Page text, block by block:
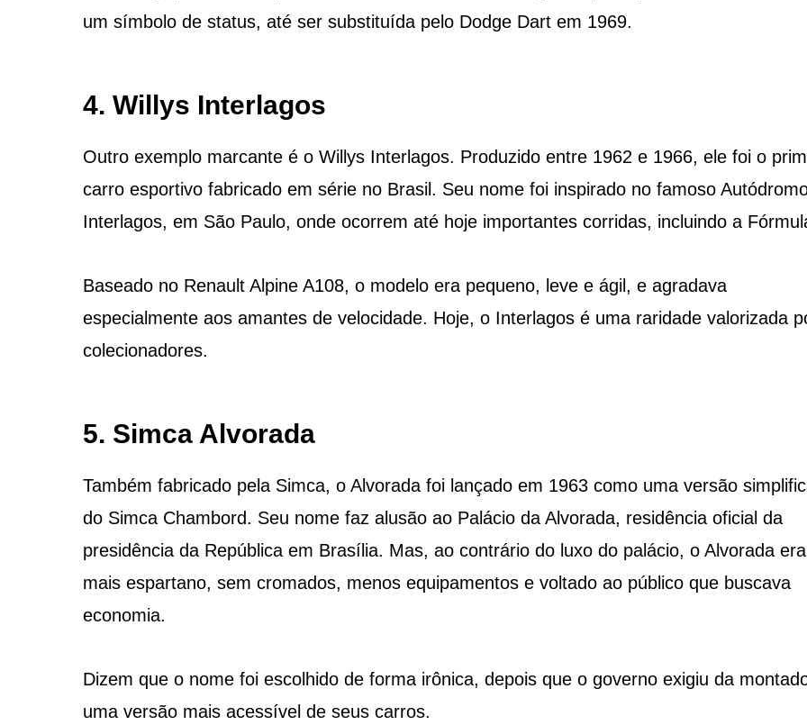
um símbolo de status, até ser substituída pelo Dodge Dart em 1969.
4. Willys Interlagos
Outro exemplo marcante é o Willys Interlagos. Produzido entre 1962 e 1966, ele foi o
carro esportivo fabricado em série no Brasil. Seu nome foi inspirado no famoso
Interlagos, em São Paulo, onde ocorrem até hoje importantes corridas, incluindo a
Baseado no Renault Alpine A108, o modelo era pequeno, leve e ágil, e agradava
especialmente aos amantes de velocidade. Hoje, o Interlagos é uma raridade valorizada
colecionadores.
5. Simca Alvorada
Também fabricado pela Simca, o Alvorada foi lançado em 1963 como uma versão
do Simca Chambord. Seu nome faz alusão ao Palácio da Alvorada, residência oficial da
presidência da República em Brasília. Mas, ao contrário do luxo do palácio, o Alvorada era
mais espartano, sem cromados, menos equipamentos e voltado ao público que buscava
economia.
Dizem que o nome foi escolhido de forma irônica, depois que o governo exigiu da
uma versão mais acessível de seus carros.